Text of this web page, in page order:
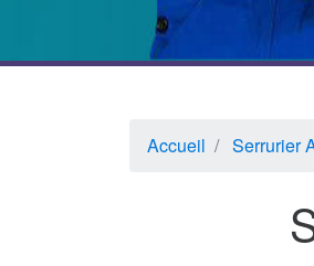
Accueil Serrurier